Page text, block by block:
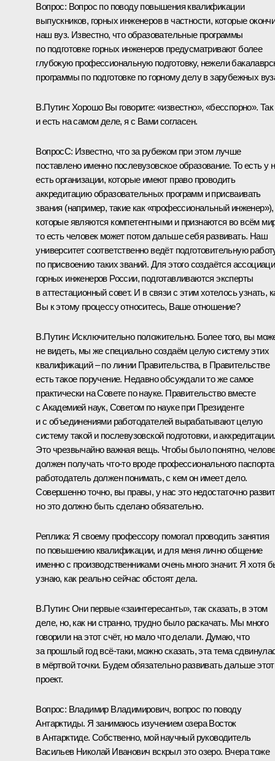
Вопрос: Вопрос по поводу повышения квалификации
выпускников, горных инженеров в частности, которые
наш вуз. Известно, что образовательные программы
по подготовке горных инженеров предусматривают более
глубокую профессиональную подготовку, нежели
программы по подготовке по горному делу в зарубежных
В.Путин: Хорошо Вы говорите: «известно», «бесспорно». Так
и есть на самом деле, я с Вами согласен.
ВопросC: Известно, что за рубежом при этом лучше
поставлено именно послевузовское образование. То есть у
есть организации, которые имеют право проводить
аккредитацию образовательных программ и присваивать
звания (например, такие как «профессиональный инженер»),
которые являются компетентными и признаются во всём
то есть человек может потом дальше себя развивать. Наш
университет соответственно ведёт подготовительную
по присвоению таких званий. Для этого создаётся
горных инженеров России, подготавливаются эксперты
в аттестационный совет. И в связи с этим хотелось узнать,
Вы к этому процессу относитесь, Ваше отношение?
В.Путин: Исключительно положительно. Более того, вы
не видеть, мы же специально создаём целую систему этих
квалификаций – по линии Правительства, в Правительстве
есть такое поручение. Недавно обсуждали то же самое
практически на Совете по науке. Правительство вместе
с Академией наук, Советом по науке при Президенте
и с объединениями работодателей вырабатывают целую
систему такой и послевузовской подготовки, и аккредитации.
Это чрезвычайно важная вещь. Чтобы было понятно,
должен получать что‑то вроде профессионального
работодатель должен понимать, с кем он имеет дело.
Совершенно точно, вы правы, у нас это недостаточно
но это должно быть сделано обязательно.
Реплика: Я своему профессору помогал проводить занятия
по повышению квалификации, и для меня лично общение
именно с производственниками очень много значит. Я хотя
узнаю, как реально сейчас обстоят дела.
В.Путин: Они первые «заинтересанты», так сказать, в этом
деле, но, как ни странно, трудно было раскачать. Мы много
говорили на этот счёт, но мало что делали. Думаю, что
за прошлый год всё‑таки, можно сказать, эта тема
в мёртвой точки. Будем обязательно развивать дальше этот
проект.
Вопрос: Владимир Владимирович, вопрос по поводу
Антарктиды. Я занимаюсь изучением озера Восток
в Антарктиде. Собственно, мой научный руководитель
Васильев Николай Иванович вскрыл это озеро. Вчера тоже